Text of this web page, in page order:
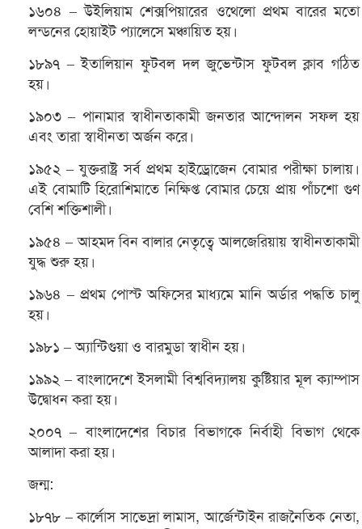
১৬০৪ – উইলিয়াম শেক্সপিয়ারের ওথেলো প্রথম বারের মতো
লন্ডনের হোয়াইট প্যালেসে মঞ্চায়িত হয়।
১৮৯৭ – ইতালিয়ান ফুটবল দল জুভেন্টাস ফুটবল ক্লাব গঠিত
হয়।
১৯০৩ – পানামার স্বাধীনতাকামী জনতার আন্দোলন সফল হয়
এবং তারা স্বাধীনতা অর্জন করে।
১৯৫২ – যুক্তরাষ্ট্র সর্ব প্রথম হাইড্রোজেন বোমার পরীক্ষা চালায়।
এই বোমাটি হিরোশিমাতে নিক্ষিপ্ত বোমার চেয়ে প্রায় পাঁচশো গুণ
বেশি শক্তিশালী।
১৯৫৪ – আহমদ বিন বালার নেতৃত্বে আলজেরিয়ায় স্বাধীনতাকামী
যুদ্ধ শুরু হয়।
১৯৬৪ – প্রথম পোস্ট অফিসের মাধ্যমে মানি অর্ডার পদ্ধতি চালু
হয়।
১৯৮১ – অ্যান্টিগুয়া ও বারমুডা স্বাধীন হয়।
১৯৯২ – বাংলাদেশে ইসলামী বিশ্ববিদ্যালয় কুষ্টিয়ার মূল ক্যাম্পাস
উদ্বোধন করা হয়।
২০০৭ – বাংলাদেশের বিচার বিভাগকে নির্বাহী বিভাগ থেকে
আলাদা করা হয়।
জন্ম:
১৮৭৮ – কার্লোস সাভেদ্রা লামাস, আর্জেন্টাইন রাজনৈতিক নেতা,